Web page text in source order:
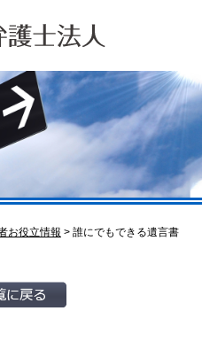
お役立情報 > 誰にでもできる遺言書